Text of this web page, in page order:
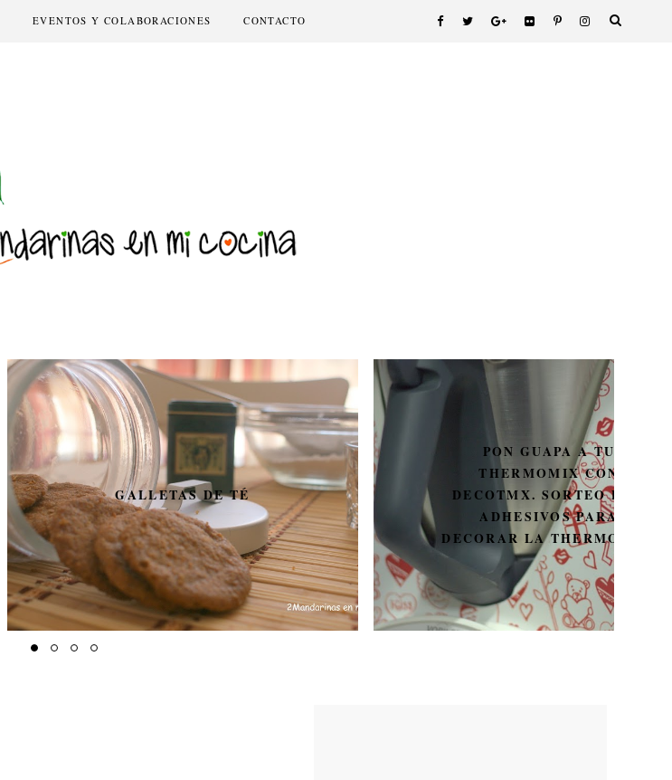
EVENTOS Y COLABORACIONES CONTACTO
GALLETAS DE TÉ
PON GUAPA A TU
THERMOMIX CON
DECOTMX. SORTEO DE 3
ADHESIVOS PARA
DECORAR LA THERMOMIX.